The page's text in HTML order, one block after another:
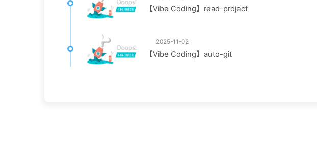
【Vibe Coding】read-project
2025-11-02
【Vibe Coding】auto-git